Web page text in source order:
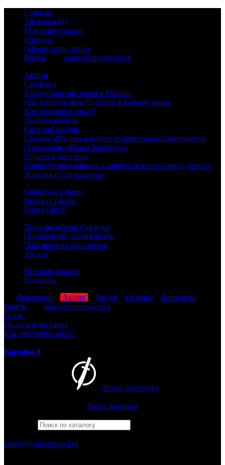
Главная
Закладки (0)
Моя информация
Корзина
Оформление заказа
Войти
зарегистрироваться
Акции
Гарантии
Златоустовские ножи в Москве
Как выбрать нож? 5 шагов к выбору ножа.
Как оформить заказ?
Пункты выдачи
Система скидок
Скидка 50% при покупке второго ножа (Завершено)
О магазине «Ножи Златоуста»
Оплата и доставка
Конфиденциальность и защита персональных данных
Условия и Соглашения
Связаться с нами
Возврат товара
Карта сайта
Производители (бренды)
Подарочные сертификаты
Партнёрская программа
Акции
История заказов
Рассылка
Вконтакте Акции Видео Отзывы
Контакты
Войти
зарегистрироваться
О нас
Оплата и доставка
Как оформить заказ?
Корзина 0
Ножи Златоуста
Ваша Корзина
order@from-zlatoust.ru